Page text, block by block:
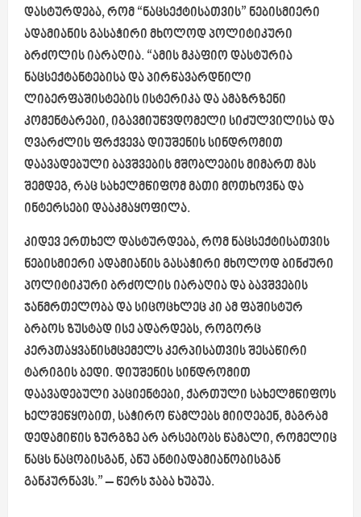
დასტურდება, რომ “ნაცსექტისათვის” ნებისმიერი
ადამიანის გასაჭირი მხოლოდ პოლიტიკური
ბრძოლის იარაღია. “ამის მკაფიო დასტურია
ნაცსექტანტებისა და პირწავარდნილი
ლიბერფაშისტების ისტერიკა და ამაზრზენი
კომენტარები, იგავმიუწვდომელი სიძულვილისა და
ღვარძლის ფრქვევა დიუშენის სინდრომით
დაავადებული ბავშვების მშობლების მიმართ მას
შემდეგ, რაც სახელმწიფომ მათი მოთხოვნა და
ინტერსები დააკმაყოფილა.
კიდევ ერთხელ დასტურდება, რომ ნაცსექტისათვის
ნებისმიერი ადამიანის გასაჭირი მხოლოდ ბინძური
პოლიტიკური ბრძოლის იარაღია და ბავშვების
ჯანმრთელობა და სიცოცხლეც კი ამ ფაშისტურ
ბრბოს ზუსტად ისე ადარდებს, როგორც
კერპთაყვანისმცემელს კერპისათვის შესაწირი
ტარიგის ბედი. დიუშენის სინდრომით
დაავადებული პაციენტები, ქართული სახელმწიფოს
ხელშეწყობით, საჭირო წამლებს მიიღებენ, მაგრამ
დედამიწის ზურგზე არ არსებობს წამალი, რომელიც
ნაცს ნაცობისგან, ანუ ანტიადამიანობისგან
განკურნავს.” – წერს ჯაბა ხუბუა.